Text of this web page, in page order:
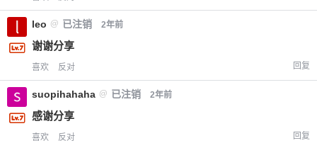
leo @ 已注销 2年前
谢谢分享
喜欢 反对 回复
suopihahaha @ 已注销 2年前
感谢分享
喜欢 反对 回复